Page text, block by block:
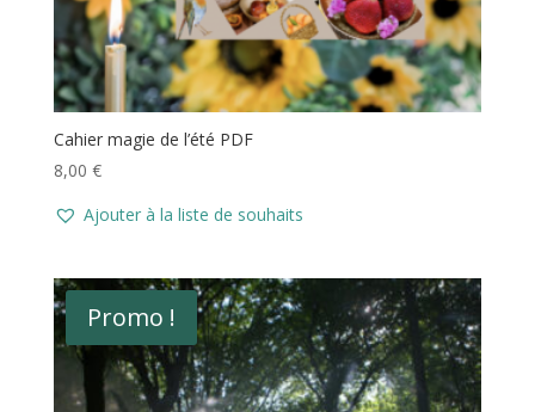
Cahier magie de l’été PDF
8,00 €
Ajouter à la liste de souhaits
Promo !